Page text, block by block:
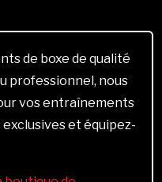
de boxe de qualité
professionnel, nous
vos entraînements
et équipez-